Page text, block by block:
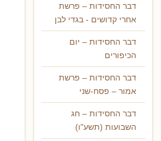
דבר החסידות – פרשת
אחרי קדושים - בגדי לבן
דבר החסידות – יום
הכיפורים
דבר החסידות – פרשת
אמור – פסח-שני
דבר החסידות – חג
השבועות (תשע"ו)